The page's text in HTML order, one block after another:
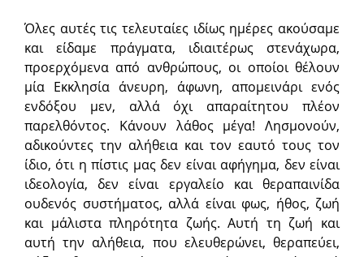
Όλες αυτές τις τελευταίες ιδίως ημέρες ακούσαμε
και είδαμε πράγματα, ιδιαιτέρως στενάχωρα,
προερχόμενα από ανθρώπους, οι οποίοι θέλουν
μία Εκκλησία άνευρη, άφωνη, απομεινάρι ενός
ενδόξου μεν, αλλά όχι απαραίτητου πλέον
παρελθόντος. Κάνουν λάθος μέγα! Λησμονούν,
αδικούντες την αλήθεια και τον εαυτό τους τον
ίδιο, ότι η πίστις μας δεν είναι αφήγημα, δεν είναι
ιδεολογία, δεν είναι εργαλείο και θεραπαινίδα
ουδενός συστήματος, αλλά είναι φως, ήθος, ζωή
και μάλιστα πληρότητα ζωής. Αυτή τη ζωή και
αυτή την αλήθεια, που ελευθερώνει, θεραπεύει,